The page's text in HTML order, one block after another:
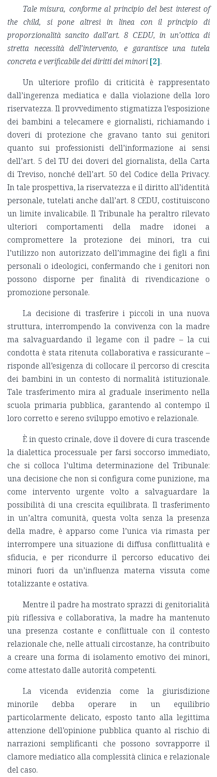
Tale misura, conforme al principio delbest interest of
the child, si pone altresì in linea con il principio di
proporzionalità sancito dall’art. 8 CEDU, in un’ottica di
stretta necessità dell’intervento, e garantisce una tutela
concreta e verificabile dei diritti dei minori [2].
Un ulteriore profilo di criticità è rappresentato
dall’ingerenza mediatica e dalla violazione della loro
riservatezza. Il provvedimento stigmatizza l’esposizione
dei bambini a telecamere e giornalisti, richiamando i
doveri di protezione che gravano tanto sui genitori
quanto sui professionisti dell’informazione ai sensi
dell’art. 5 del TU dei doveri del giornalista, della Carta
di Treviso, nonché dell’art. 50 del Codice della Privacy.
In tale prospettiva, la riservatezza e il diritto all’identità
personale, tutelati anche dall’art. 8 CEDU, costituiscono
un limite invalicabile. Il Tribunale ha peraltro rilevato
ulteriori comportamenti della madre idonei a
compromettere la protezione dei minori, tra cui
l’utilizzo non autorizzato dell’immagine dei figli a fini
personali o ideologici, confermando che i genitori non
possono disporne per finalità di rivendicazione o
promozione personale.
La decisione di trasferire i piccoli in una nuova
struttura, interrompendo la convivenza con la madre
ma salvaguardando il legame con il padre – la cui
condotta è stata ritenuta collaborativa e rassicurante –
risponde all’esigenza di collocare il percorso di crescita
dei bambini in un contesto di normalità istituzionale.
Tale trasferimento mira al graduale inserimento nella
scuola primaria pubblica, garantendo al contempo il
loro corretto e sereno sviluppo emotivo e relazionale.
È in questo crinale, dove il dovere di cura trascende
la dialettica processuale per farsi soccorso immediato,
che si colloca l’ultima determinazione del Tribunale:
una decisione che non si configura come punizione, ma
come intervento urgente volto a salvaguardare la
possibilità di una crescita equilibrata. Il trasferimento
in un’altra comunità, questa volta senza la presenza
della madre, è apparso come l’unica via rimasta per
interrompere una situazione di diffusa conflittualità e
sfiducia, e per ricondurre il percorso educativo dei
minori fuori da un’influenza materna vissuta come
totalizzante e ostativa.
Mentre il padre ha mostrato sprazzi di genitorialità
più riflessiva e collaborativa, la madre ha mantenuto
una presenza costante e conflittuale con il contesto
relazionale che, nelle attuali circostanze, ha contribuito
a creare una forma di isolamento emotivo dei minori,
come attestato dalle autorità competenti.
La vicenda evidenzia come la giurisdizione
minorile debba operare in un equilibrio
particolarmente delicato, esposto tanto alla legittima
attenzione dell’opinione pubblica quanto al rischio di
narrazioni semplificanti che possono sovrapporre il
clamore mediatico alla complessità clinica e relazionale
del caso.